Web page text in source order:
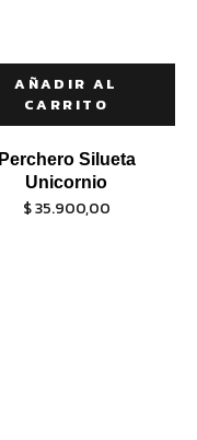
AÑADIR AL
CARRITO
Perchero Silueta
Unicornio
$35.900,00